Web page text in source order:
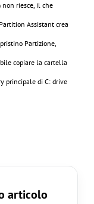
non riesce, il che
Assistant crea
Partizione,
copiare la cartella
principale di C: drive
articolo